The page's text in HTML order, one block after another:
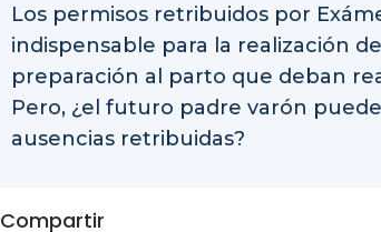
Los permisos retribuidos por
indispensable para la realización
preparación al parto que deban
Pero, ¿el futuro padre varón
ausencias retribuidas?
Compartir